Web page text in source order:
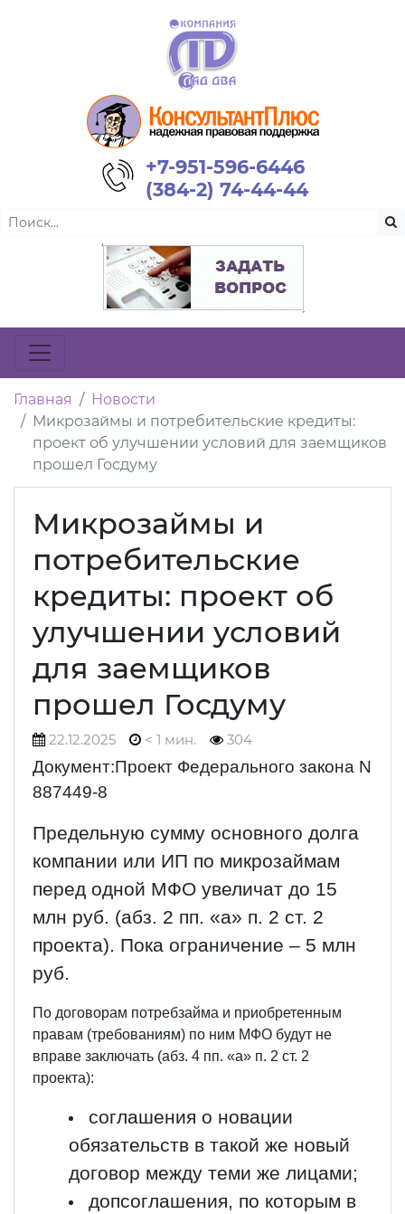
+7-951-596-6446
(384-2) 74-44-44
Главная
Новости
Микрозаймы и потребительские кредиты:
проект об улучшении условий для заемщиков
прошел Госдуму
Микрозаймы и
потребительские
кредиты: проект об
улучшении условий
для заемщиков
прошел Госдуму
22.12.2025 < 1 мин. 304
Документ:Проект Федерального закона N
887449-8
Предельную сумму основного долга
компании или ИП по микрозаймам
перед одной МФО увеличат до 15
млн руб. (абз. 2 пп. «а» п. 2 ст. 2
проекта). Пока ограничение – 5 млн
руб.
По договорам потребзайма и приобретенным
правам (требованиям) по ним МФО будут не
вправе заключать (абз. 4 пп. «а» п. 2 ст. 2
проекта):
соглашения о новации
обязательств в такой же новый
договор между теми же лицами;
допсоглашения, по которым в